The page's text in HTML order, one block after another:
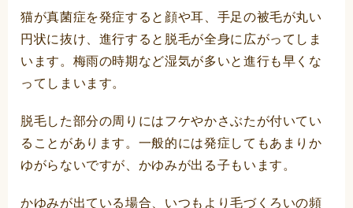
猫が真菌症を発症すると顔や耳、手足の被毛が丸い
円状に抜け、進行すると脱毛が全身に広がってしま
います。梅雨の時期など湿気が多いと進行も早くな
ってしまいます。
脱毛した部分の周りにはフケやかさぶたが付いてい
ることがあります。一般的には発症してもあまりか
ゆがらないですが、かゆみが出る子もいます。
かゆみが出ている場合、いつもより毛づくろいの頻